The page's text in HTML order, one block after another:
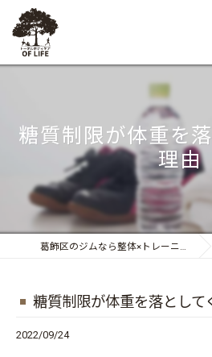
糖質制限が体重を
理由
葛飾区のジムなら整体×トレーニング トータルボディケア OF LIFE
糖質制限が体重を落として
2022/09/24